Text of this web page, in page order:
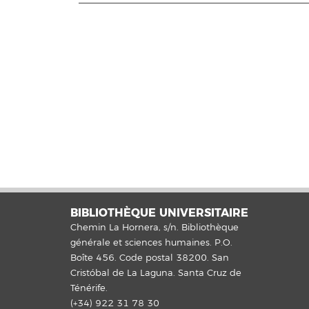
BIBLIOTHÈQUE UNIVERSITAIRE
Chemin La Hornera, s/n. Bibliothèque
générale et sciences humaines. P.O.
Boîte 456. Code postal 38200. San
Cristóbal de La Laguna. Santa Cruz de
Ténérife.
(+34) 922 31 78 30